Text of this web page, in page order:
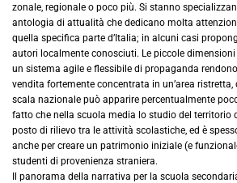
zonale, regionale o poco più. Si stanno
antologia di attualità che dedicano molta
quella specifica parte d’Italia; in alcuni casi
autori localmente conosciuti. Le piccole
un sistema agile e flessibile di propaganda
vendita fortemente concentrata in un’area
scala nazionale può apparire percentualmente
fatto che nella scuola media lo studio del territorio
posto di rilievo tra le attività scolastiche, ed è
anche per creare un patrimonio iniziale (e
studenti di provenienza straniera.
Il panorama della narrativa per la scuola